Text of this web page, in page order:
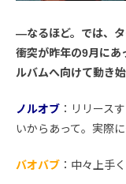
―なるほど。では、
衝突が昨年の9月に
ルバムへ向けて動き
ノルオブ ：リリース
いからあって。実際
バオバブ ：中々上手